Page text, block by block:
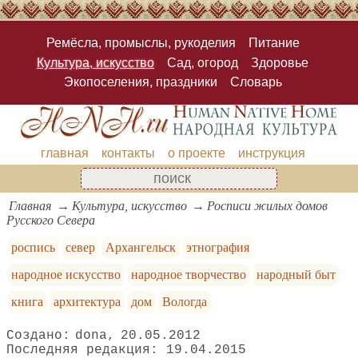
Ремёсла, промыслы, рукоделия
Питание
Культура, искусство
Сад, огород
Здоровье
Экопоселения, праздники
Словарь
главная контакты о проекте инструкция
Главная Культура, искусство
Росписи жилых домов
Русского Севера
роспись
север Архангельск
этнография
народное искусство
народное творчество
народный быт
книга
архитектура дом Вологда
dona
20.05.2012
19.04.2015